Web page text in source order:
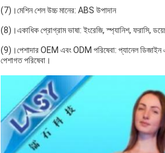
(7)।মেশিন শেল উচ্চ মানের: ABS উপাদান
(8)।একাধিক প্রোগ্রাম ভাষা: ইংরেজি, স্প্যানিশ, ফরাসি,
(9)।পেশাদার OEM এবং ODM পরিষেবা: প্যানেল ডিজাইন
পেশাগত পরিষেবা।